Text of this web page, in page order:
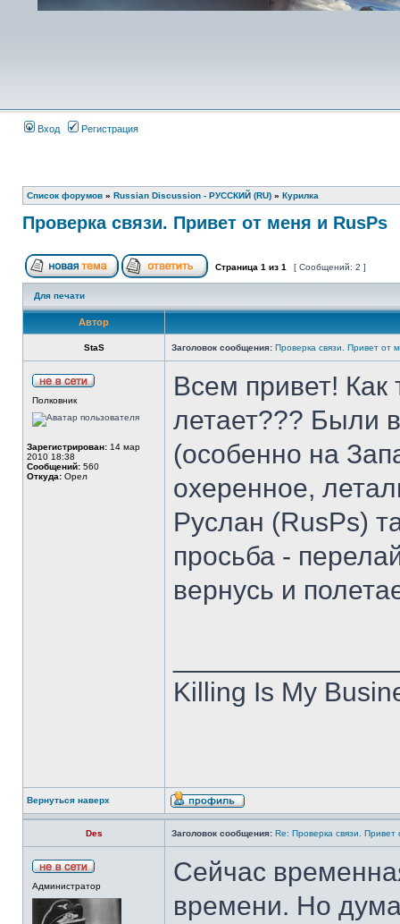
Вход Регистрация
Список форумов » Russian Discussion - РУССКИЙ (RU) » Курилка
Проверка связи. Привет от меня и RusPs
Страница 1 из 1 [ Сообщений: 2 ]
Для печати
Автор
StaS Заголовок сообщения: Проверка связи. Привет от
Полковник
Зарегистрирован: 14 мар
2010 18:38
Сообщений: 560
Откуда: Орел
Всем привет! Как
летает??? Были
(особенно на
охеренное,
Руслан (RusPs)
просьба -
вернусь и
Killing Is My
Вернуться наверх
Des Заголовок сообщения: Re: Проверка связи. Привет
Администратор
Сейчас
времени. Но